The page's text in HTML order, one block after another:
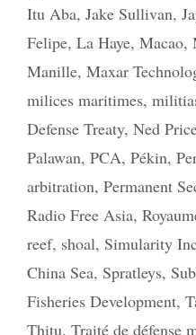
Itu Aba, Jake Sullivan,
Felipe, La Haye, Macao,
Manille, Maxar
milices maritimes,
Defense Treaty, Ned
Palawan, PCA, Pékin,
arbitration, Permanent
Radio Free Asia,
reef, shoal, Simularity
China Sea, Spratleys,
Fisheries Development,
Thitu, Traité de défense